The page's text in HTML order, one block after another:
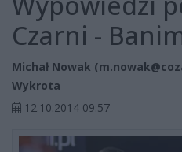
Czarni -
Michał Nowak (
Wykrota
12.10.2014 09:57